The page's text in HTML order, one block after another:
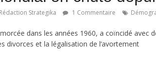
Rédaction Strategika 1 Commentaire
dans les années 1960, a coïncidé avec
divorces et la légalisation de l’avortement